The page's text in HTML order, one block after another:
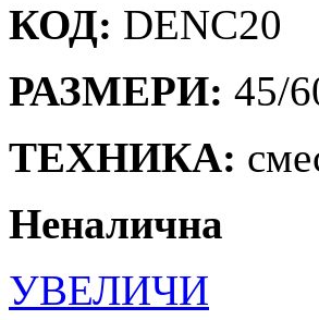
КОД: DENC20
РАЗМЕРИ: 45/
ТЕХНИКА:
Неналична
УВЕЛИЧИ